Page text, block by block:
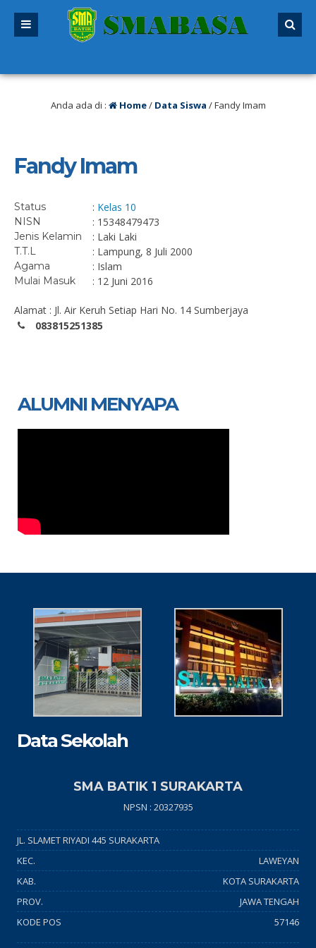
Anda ada di : Home/ Data Siswa /Fandy Imam
Fandy Imam
Status : Kelas 10
NISN : 15348479473
Jenis Kelamin : Laki Laki
T.T.L : Lampung, 8 Juli 2000
Agama : Islam
Mulai Masuk : 12 Juni 2016
Alamat : Jl. Air Keruh Setiap Hari No. 14 Sumberjaya
083815251385
ALUMNI MENYAPA
Data Sekolah
SMA BATIK 1 SURAKARTA
NPSN : 20327935
JL. SLAMET RIYADI 445 SURAKARTA
KEC.
LAWEYAN
KAB.
KOTA SURAKARTA
PROV.
JAWA TENGAH
KODE POS
57146